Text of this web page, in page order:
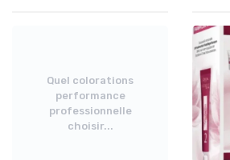
Quel colorations
performance
professionnelle
choisir...